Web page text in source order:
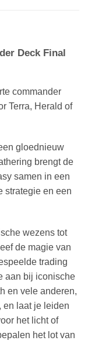
Deck Final
commander
Terra, Herald of
gloednieuw
brengt de
samen in een
strategie en een
wezens tot
de magie van
trading
aan bij iconische
en vele anderen,
en laat je leiden
het licht of
het lot van